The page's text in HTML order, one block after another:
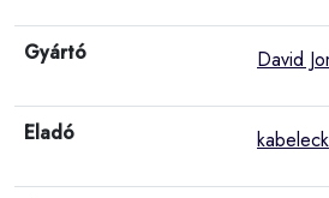
Gyártó David
Eladó